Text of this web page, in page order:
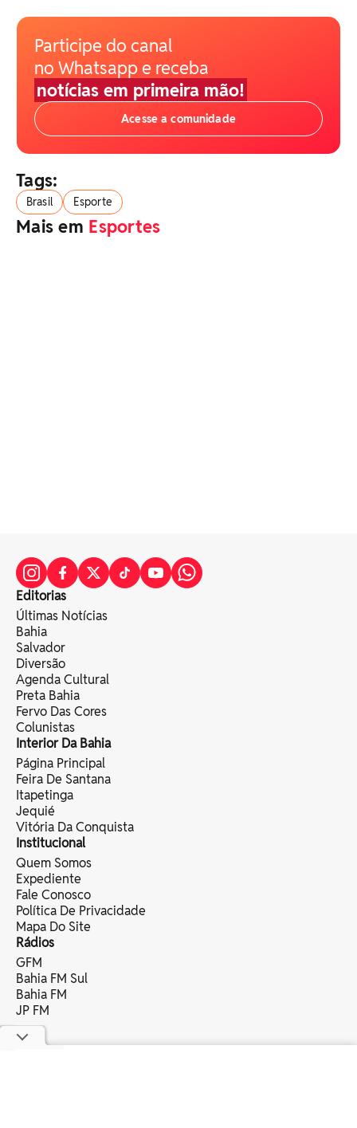
Participe do canal
no Whatsapp e receba
notícias em primeira mão!
Acesse a comunidade
Tags:
Brasil Esporte
Mais em Esportes
Editorias
Últimas Notícias
Bahia
Salvador
Diversão
Agenda Cultural
Preta Bahia
Fervo Das Cores
Colunistas
Interior Da Bahia
Página Principal
Feira De Santana
Itapetinga
Jequié
Vitória Da Conquista
Institucional
Quem Somos
Expediente
Fale Conosco
Política De Privacidade
Mapa Do Site
Rádios
GFM
Bahia FM Sul
Bahia FM
JP FM